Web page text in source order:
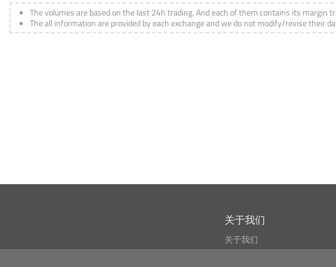
The volumes are based on the last 24h trading. And each of them contains its margin
The all information are provided by each exchange and we do not modify/revise their
关于我们
关于我们